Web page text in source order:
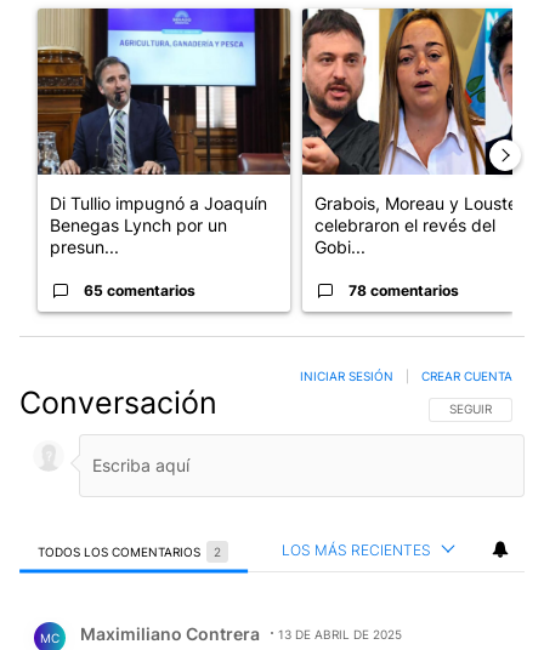
Un artículo de tendencia con el título "Di Tullio impugnó a
Di Tullio impugnó a Joaquín
Benegas Lynch por un
presun...
65 comentarios
Un artículo de tendencia con
Grabois, Moreau y Lousteau
celebraron el revés del
Gobi...
78 comentarios
Conversación SIGA ESTA
SEGUIR
INICIAR SESIÓN CREAR CUENTA
TODOS LOS COMENTARIOS 2 LOS MÁS RECIENTES
MC Maximiliano Contrera 13 DE ABRIL DE 2025